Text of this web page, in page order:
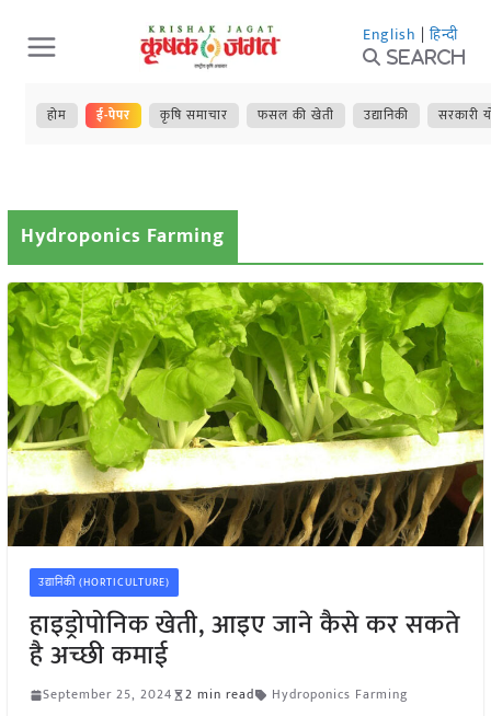
Skip
to
content
English | हिन्दी
Search
होम ई-पेपर कृषि समाचार फसल की खेती उद्यानिकी सरकारी
Hydroponics Farming
उद्यानिकी (HORTICULTURE)
हाइड्रोपोनिक खेती, आइए जाने कैसे कर सकते
है अच्छी कमाई
September 25, 2024 2 min read Hydroponics Farming